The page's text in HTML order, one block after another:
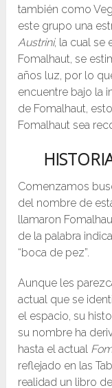
también como
este grupo una
Austrini, la cual se
Fomalhaut, se
años luz, por lo
encuentre bajo la
de Fomalhaut,
Fomalhaut sea
Comenzamos
del nombre de
llamaron
de la palabra
“boca de pez”.
Aunque les
actual que se
el espacio, su
su nombre ha
hasta el actual
reflejado en las
realidad un libro